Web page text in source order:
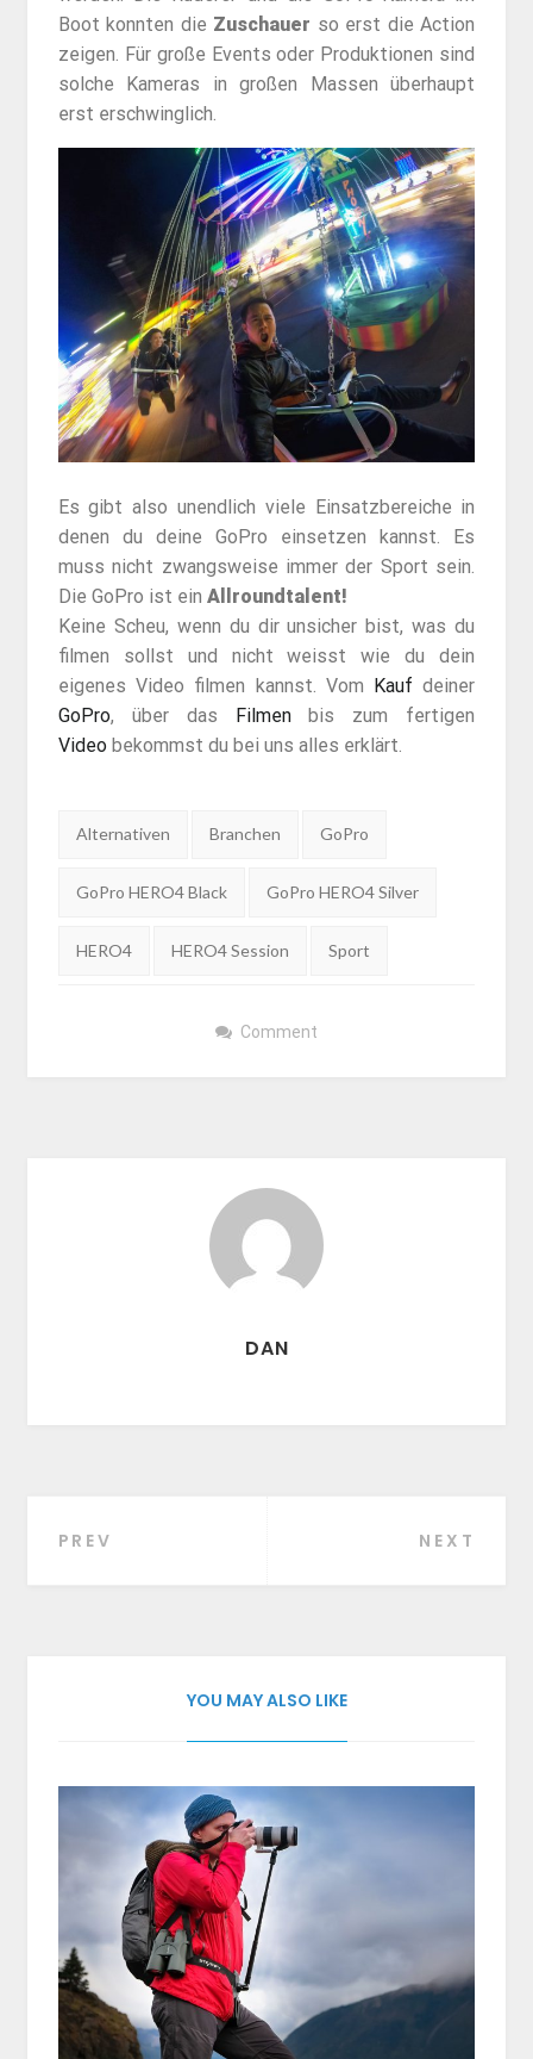
Boot konnten die Zuschauer so erst die Action
zeigen. Für große Events oder Produktionen sind
solche Kameras in großen Massen überhaupt
erst erschwinglich.
Es gibt also unendlich viele Einsatzbereiche in
denen du deine GoPro einsetzen kannst. Es
muss nicht zwangsweise immer der Sport sein.
Die GoPro ist ein Allroundtalent!
Keine Scheu, wenn du dir unsicher bist, was du
filmen sollst und nicht weisst wie du dein
eigenes Video filmen kannst. Vom Kauf deiner
GoPro, über das Filmenbis zum fertigen
Videobekommst du bei uns alles erklärt.
Tags:
Alternativen Branchen GoPro
GoPro HERO4 Black GoPro HERO4 Silver
HERO4 HERO4 Session Sport
Comment
DAN
Beitragsnavigation
PREV NEXT
YOU MAY ALSO LIKE